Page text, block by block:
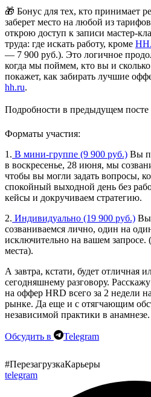
🎁 Бонус для тех, кто принимает
заберет место на любой из
открою доступ к записи мастер-
труда: где искать работу, кроме
— 7 900 руб.). Это логичное
когда мы поймем, кто вы и
покажет, как забирать лучшие
hh.ru.
Подробности в предыдущем
Форматы участия:
1. В мини-группе (9 900 руб.) Вы
в воскресенье, 28 июня, мы
чтобы вы могли задать вопросы,
спокойный выходной день без
кейсы и докручиваем стратегию.
2. Индивидуально (19 900 руб.) Вы
созваниваемся лично, один на
исключительно на вашем запросе.
места).
А завтра, кстати, будет отличная
сегодняшнему разговору.
на оффер HRD всего за 2 недели
рынке. Да еще и с отягчающим
независимой практики в
Обсудить в Telegram
#ПерезагрузкаКарьеры
telegram